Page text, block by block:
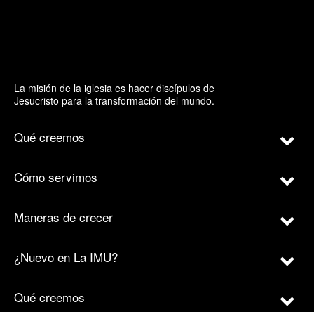
La misión de la iglesia es hacer discípulos de
Jesucristo para la transformación del mundo.
Qué creemos
Cómo servimos
Maneras de crecer
¿Nuevo en La IMU?
Qué creemos